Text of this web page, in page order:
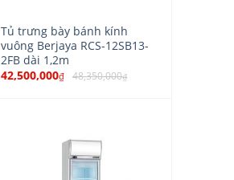
Tủ trưng bày bánh kính
vuông Berjaya RCS-12SB13-
2FB dài 1,2m
42,500,000₫ 48,350,000₫